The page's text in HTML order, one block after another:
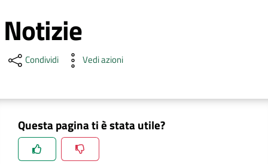
TEMI
TERRITORIO
Notizie
Condividi Vedi azioni
Questa pagina ti è stata utile?